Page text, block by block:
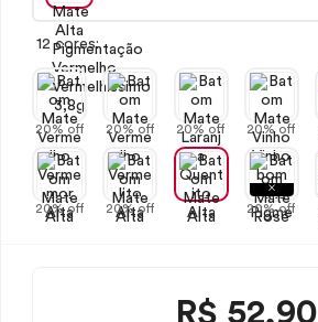
12 cores:
20% off 20% off 20% off 20% off
20% off 20% off 20% off
R$ 52,90